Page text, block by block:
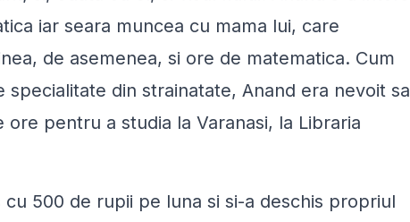
iar seara muncea cu mama lui, care
de asemenea, si ore de matematica. Cum
din strainatate, Anand era nevoit sa
pentru a studia la Varanasi, la Libraria
500 de rupii pe luna si si-a deschis propriul